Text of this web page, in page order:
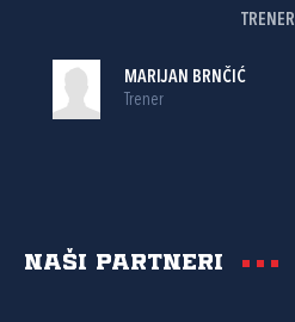
TRENER
MARIJAN BRNČIĆ
Trener
Naši partneri